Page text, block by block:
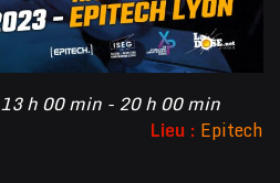
13 h 00 min - 20 h 00 min
Lieu : Epitech